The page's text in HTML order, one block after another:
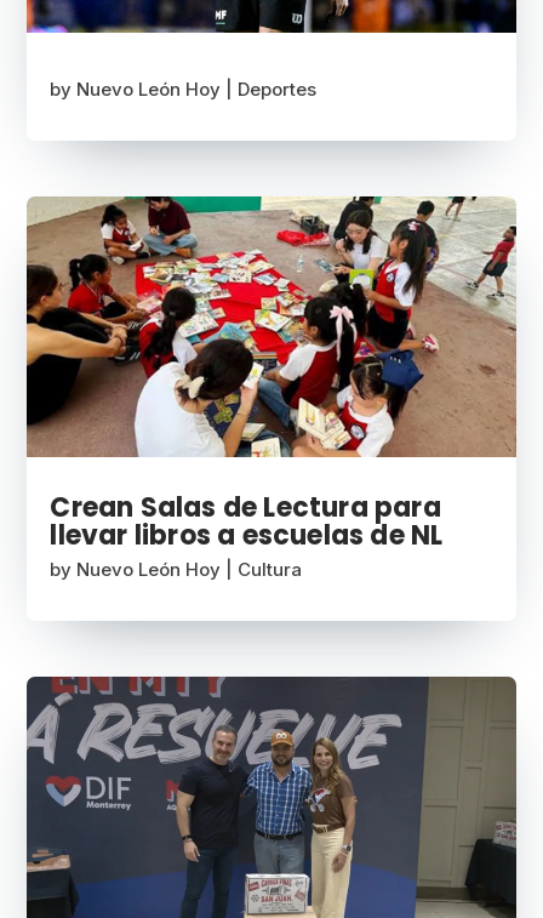
by Nuevo León Hoy Deportes
Crean Salas de Lectura para
llevar libros a escuelas de NL
by Nuevo León Hoy Cultura